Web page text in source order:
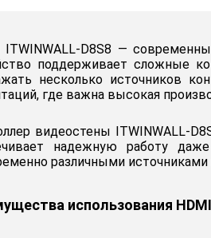
ITWINWALL-D8S8 —
поддерживает сложные
несколько источников
где важна высокая
видеостены ITWINWALL-
надежную работу
различными
использования